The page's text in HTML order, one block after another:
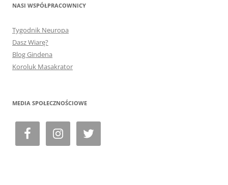
NASI WSPÓŁPRACOWNICY
Tygodnik Neuropa
Dasz Wiarę?
Blog Gindena
Koroluk Masakrator
MEDIA SPOŁECZNOŚCIOWE